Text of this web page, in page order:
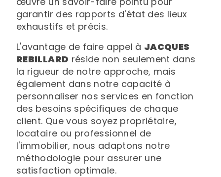
garantir des rapports d'état des lieux
exhaustifs et précis.
L'avantage de faire appel à JACQUES
REBILLARD réside non seulement dans
la rigueur de notre approche, mais
également dans notre capacité à
personnaliser nos services en fonction
des besoins spécifiques de chaque
client. Que vous soyez propriétaire,
locataire ou professionnel de
l'immobilier, nous adaptons notre
méthodologie pour assurer une
satisfaction optimale.